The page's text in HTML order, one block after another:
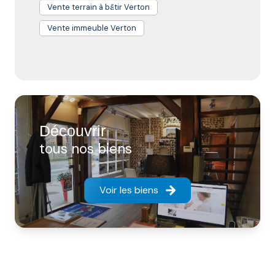
Vente terrain à bâtir Verton
Vente immeuble Verton
Découvrir
tous nos biens
Voir les biens